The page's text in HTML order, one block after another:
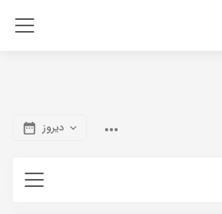
دیروز